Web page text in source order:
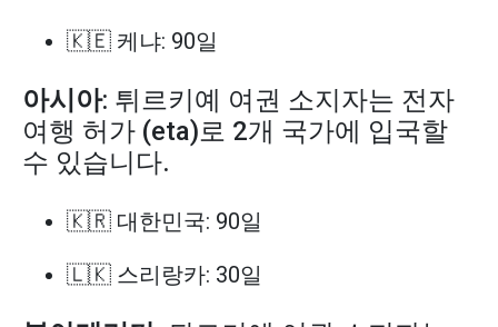
🇰🇪 케냐: 90일
아시아: 튀르키예 여권 소지자는 전자
여행 허가 (eta)로 2개 국가에 입국할
수 있습니다.
🇰🇷 대한민국: 90일
🇱🇰 스리랑카: 30일